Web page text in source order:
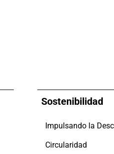
Sostenibilidad
Circularidad